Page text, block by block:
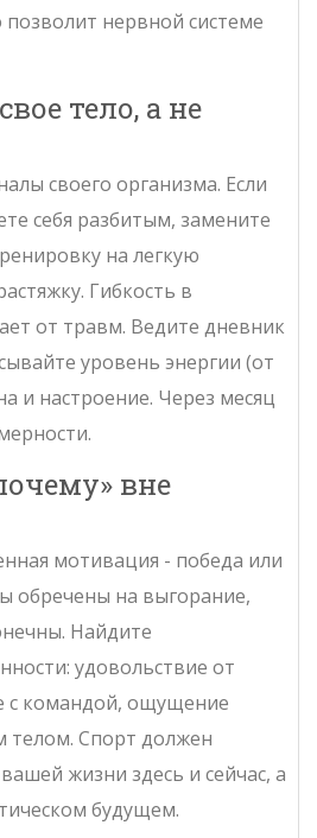
позволит нервной системе
тело, а не
своего организма. Если
себя разбитым, замените
на легкую
Гибкость в
от травм. Ведите дневник
уровень энергии (от
и настроение. Через месяц
вне
мотивация - победа или
обречены на выгорание,
Найдите
удовольствие от
с командой, ощущение
телом. Спорт должен
жизни здесь и сейчас, а
будущем.